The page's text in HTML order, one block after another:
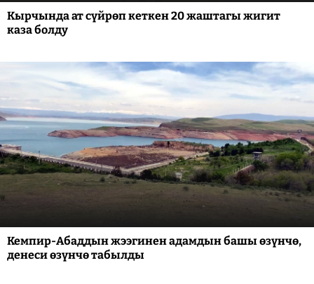
Кырчында ат сүйрөп кеткен 20 жаштагы жигит
каза болду
Кемпир-Абаддын жээгинен адамдын башы өзүнчө,
денеси өзүнчө табылды